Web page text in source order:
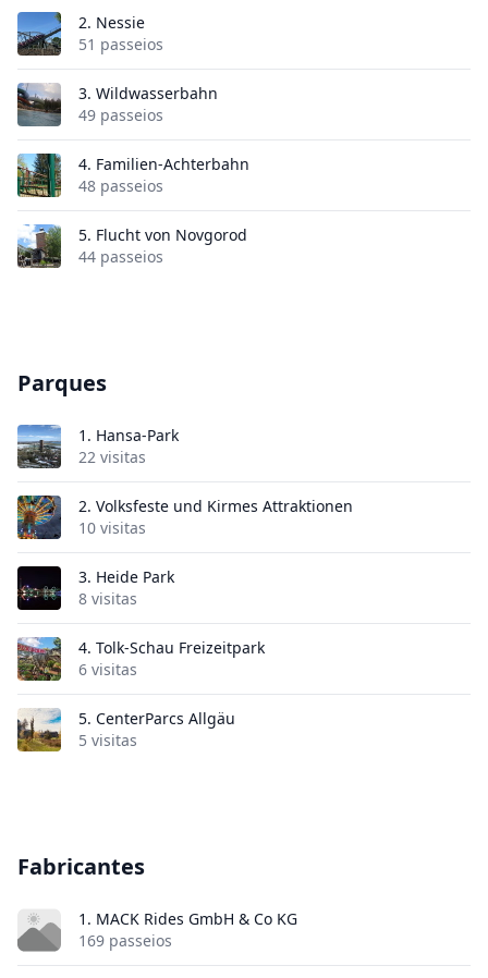
2. Nessie
51 passeios
3. Wildwasserbahn
49 passeios
4. Familien-Achterbahn
48 passeios
5. Flucht von Novgorod
44 passeios
Parques
1. Hansa-Park
22 visitas
2. Volksfeste und Kirmes Attraktionen
10 visitas
3. Heide Park
8 visitas
4. Tolk-Schau Freizeitpark
6 visitas
5. CenterParcs Allgäu
5 visitas
Fabricantes
1. MACK Rides GmbH & Co KG
169 passeios